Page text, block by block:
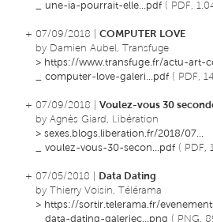
une-ia-pourrait-elle...pdf ( PDF,
+ 07/09/2018 | COMPUTER LOVE
by Damien Aubel, Transfuge
> https://www.transfuge.fr/actu-art-
computer-love-galeri...pdf ( PDF,
+ 07/09/2018 | Voulez-vous 30
by Agnès Giard, Libération
> sexes.blogs.liberation.fr/2018/07...
voulez-vous-30-secon...pdf ( PDF,
+ 07/05/2018 |
Data Dating
by Thierry Voisin, Télérama
> https://sortir.telerama.fr/
data-dating-galeriec...png ( PNG,